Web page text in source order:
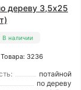
дереву 3,5x25
В наличии
3236
потайной
по дереву